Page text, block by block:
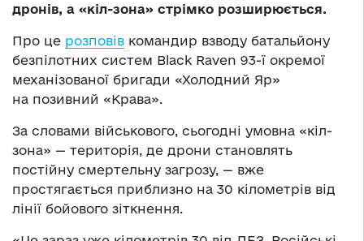
дронів, а «кіл-зона» стрімко розширюється.
Про це розповів командир взводу батальйону
безпілотних систем Black Raven 93-ї окремої
механізованої бригади «Холодний Яр»
на позивний «Крава».
За словами військового, сьогодні умовна «кіл-
зона» — територія, де дрони становлять
постійну смертельну загрозу, — вже
простягається приблизно на 30 кілометрів від
лінії бойового зіткнення.